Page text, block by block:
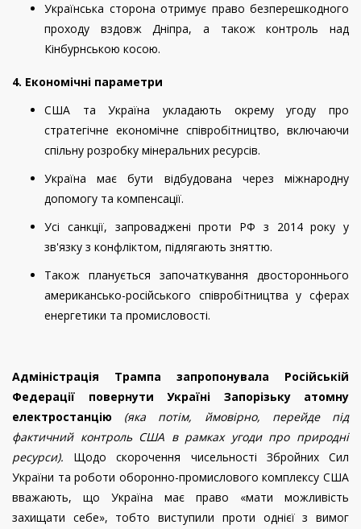
Українська сторона отримує право безперешкодного
проходу вздовж Дніпра, а також контроль над
Кінбурнською косою.
4. Економічні параметри
США та Україна укладають окрему угоду про
стратегічне економічне співробітництво, включаючи
спільну розробку мінеральних ресурсів.
Україна має бути відбудована через міжнародну
допомогу та компенсації.
Усі санкції, запроваджені проти РФ з 2014 року у
зв'язку з конфліктом, підлягають зняттю.
Також планується започаткування двостороннього
американсько-російського співробітництва у сферах
енергетики та промисловості.
Адміністрація Трампа запропонувала Російській
Федерації повернути Україні Запорізьку атомну
електростанцію (яка потім, ймовірно, перейде під
фактичний контроль США в рамках угоди про природні
ресурси). Щодо скорочення чисельності Збройних Сил
України та роботи оборонно-промислового комплексу США
вважають, що Україна має право «мати можливість
захищати себе», тобто виступили проти однієї з вимог